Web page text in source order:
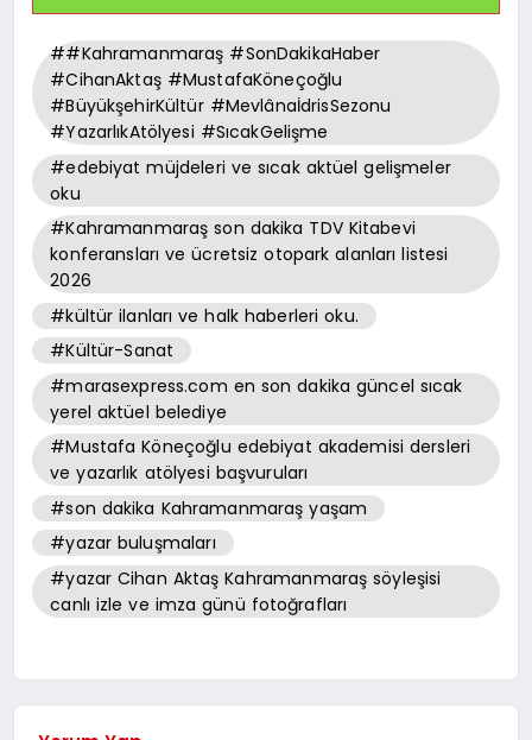
##Kahramanmaraş #SonDakikaHaber
#CihanAktaş #MustafaKöneçoğlu
#BüyükşehirKültür #MevlânaİdrisSezonu
#YazarlıkAtölyesi #SıcakGelişme
#edebiyat müjdeleri ve sıcak aktüel gelişmeler
oku
#Kahramanmaraş son dakika TDV Kitabevi
konferansları ve ücretsiz otopark alanları listesi
2026
#kültür ilanları ve halk haberleri oku.
#Kültür-Sanat
#marasexpress.com en son dakika güncel sıcak
yerel aktüel belediye
#Mustafa Köneçoğlu edebiyat akademisi dersleri
ve yazarlık atölyesi başvuruları
#son dakika Kahramanmaraş yaşam
#yazar buluşmaları
#yazar Cihan Aktaş Kahramanmaraş söyleşisi
canlı izle ve imza günü fotoğrafları